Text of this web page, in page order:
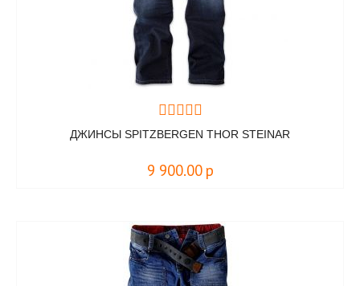
ДЖИНСЫ SPITZBERGEN THOR STEINAR
9 900.00 р